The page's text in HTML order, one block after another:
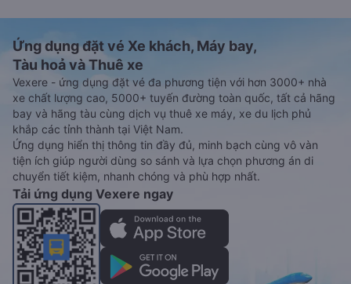
Ứng dụng đặt vé Xe khách, Máy bay,
Tàu hoả và Thuê xe
Vexere - ứng dụng đặt vé đa phương tiện với hơn 3000+ nhà
xe chất lượng cao, 5000+ tuyến đường toàn quốc, tất cả hãng
bay và hãng tàu cùng dịch vụ thuê xe máy, xe du lịch phủ
khắp các tỉnh thành tại Việt Nam.
Ứng dụng hiển thị thông tin đầy đủ, minh bạch cùng vô vàn
tiện ích giúp người dùng so sánh và lựa chọn phương án di
chuyển tiết kiệm, nhanh chóng và phù hợp nhất.
Tải ứng dụng Vexere ngay